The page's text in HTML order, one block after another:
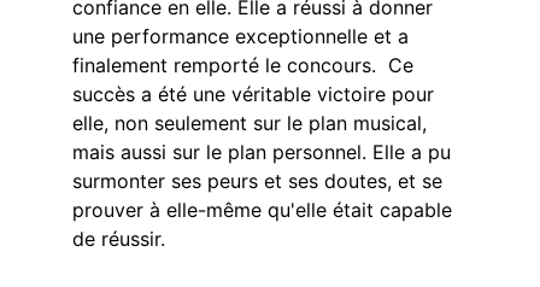
confiance en elle. Elle a réussi à donner
une performance exceptionnelle et a
finalement remporté le concours.  Ce
succès a été une véritable victoire pour
elle, non seulement sur le plan musical,
mais aussi sur le plan personnel. Elle a pu
surmonter ses peurs et ses doutes, et se
prouver à elle-même qu'elle était capable
de réussir.